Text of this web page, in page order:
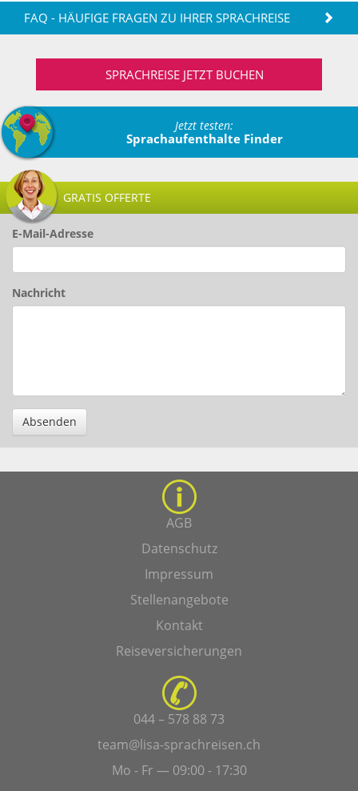
FAQ - HÄUFIGE FRAGEN ZU IHRER SPRACHREISE
SPRACHREISE JETZT BUCHEN
Jetzt testen:
Sprachaufenthalte Finder
GRATIS OFFERTE
E-Mail-Adresse
Nachricht
Absenden
AGB
Datenschutz
Impressum
Stellenangebote
Kontakt
Reiseversicherungen
044 – 578 88 73
team@lisa-sprachreisen.ch
Mo - Fr — 09:00 - 17:30